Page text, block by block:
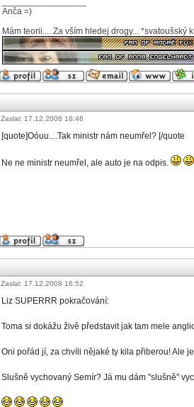
Anča =)
Mám teorii.... Za vším hledej drogy... *svatoušský
Zaslal: 17.12.2008 16:46
[quote]Oóuu....Tak ministr nám neumřel? [/quote
Ne ne ministr neumřel, ale auto je na odpis.
Zaslal: 17.12.2008 16:52
Liz SUPERRR pokračování:
Toma si dokážu živě představit jak tam mele
Oni pořád jí, za chvíli nějaké ty kila přiberou! Ale
Slušně vychovaný Semír? Já mu dám "slušně"